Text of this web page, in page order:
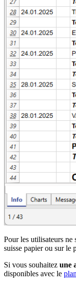
Pour les utilisateurs ne
suisse papier ou sur le
Si vous souhaitez une
disponibles avec le